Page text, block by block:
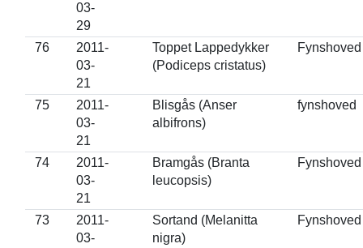
03-
29
76
2011-
03-
21
Toppet Lappedykker
(Podiceps cristatus)
Fynshoved
75
2011-
03-
21
Blisgås (Anser
albifrons)
fynshoved
74
2011-
03-
21
Bramgås (Branta
leucopsis)
Fynshoved
73
2011-
03-
Sortand (Melanitta
nigra)
Fynshoved